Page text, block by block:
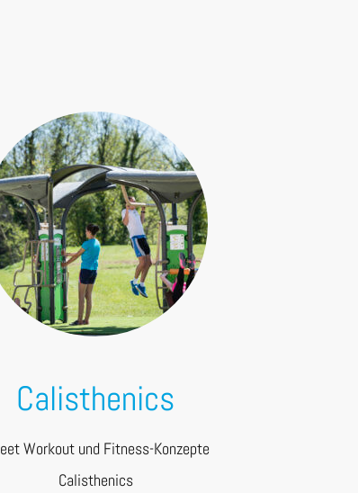
Calisthenics
Workout und Fitness-Konzepte
Calisthenics